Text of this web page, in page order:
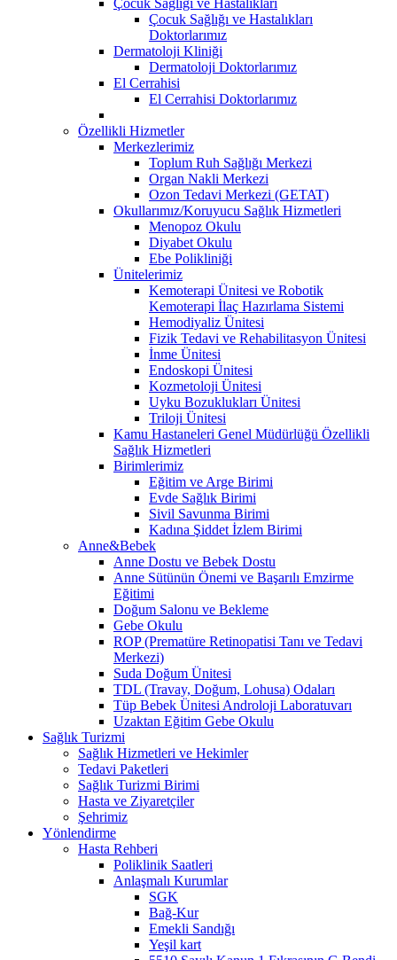
Çocuk Sağlığı ve Hastalıkları
Doktorlarımız
Dermatoloji Kliniği
Dermatoloji Doktorlarımız
El Cerrahisi
El Cerrahisi Doktorlarımız
Özellikli Hizmetler
Merkezlerimiz
Toplum Ruh Sağlığı Merkezi
Organ Nakli Merkezi
Ozon Tedavi Merkezi (GETAT)
Okullarımız/Koruyucu Sağlık Hizmetleri
Menopoz Okulu
Diyabet Okulu
Ebe Polikliniği
Ünitelerimiz
Kemoterapi Ünitesi ve Robotik
Kemoterapi İlaç Hazırlama Sistemi
Hemodiyaliz Ünitesi
Fizik Tedavi ve Rehabilitasyon Ünitesi
İnme Ünitesi
Endoskopi Ünitesi
Kozmetoloji Ünitesi
Uyku Bozuklukları Ünitesi
Triloji Ünitesi
Kamu Hastaneleri Genel Müdürlüğü Özellikli
Sağlık Hizmetleri
Birimlerimiz
Eğitim ve Arge Birimi
Evde Sağlık Birimi
Sivil Savunma Birimi
Kadına Şiddet İzlem Birimi
Anne&Bebek
Anne Dostu ve Bebek Dostu
Anne Sütünün Önemi ve Başarılı Emzirme
Eğitimi
Doğum Salonu ve Bekleme
Gebe Okulu
ROP (Prematüre Retinopatisi Tanı ve Tedavi
Merkezi)
Suda Doğum Ünitesi
TDL (Travay, Doğum, Lohusa) Odaları
Tüp Bebek Ünitesi Androloji Laboratuvarı
Uzaktan Eğitim Gebe Okulu
Sağlık Turizmi
Sağlık Hizmetleri ve Hekimler
Tedavi Paketleri
Sağlık Turizmi Birimi
Hasta ve Ziyaretçiler
Şehrimiz
Yönlendirme
Hasta Rehberi
Poliklinik Saatleri
Anlaşmalı Kurumlar
SGK
Bağ-Kur
Emekli Sandığı
Yeşil kart